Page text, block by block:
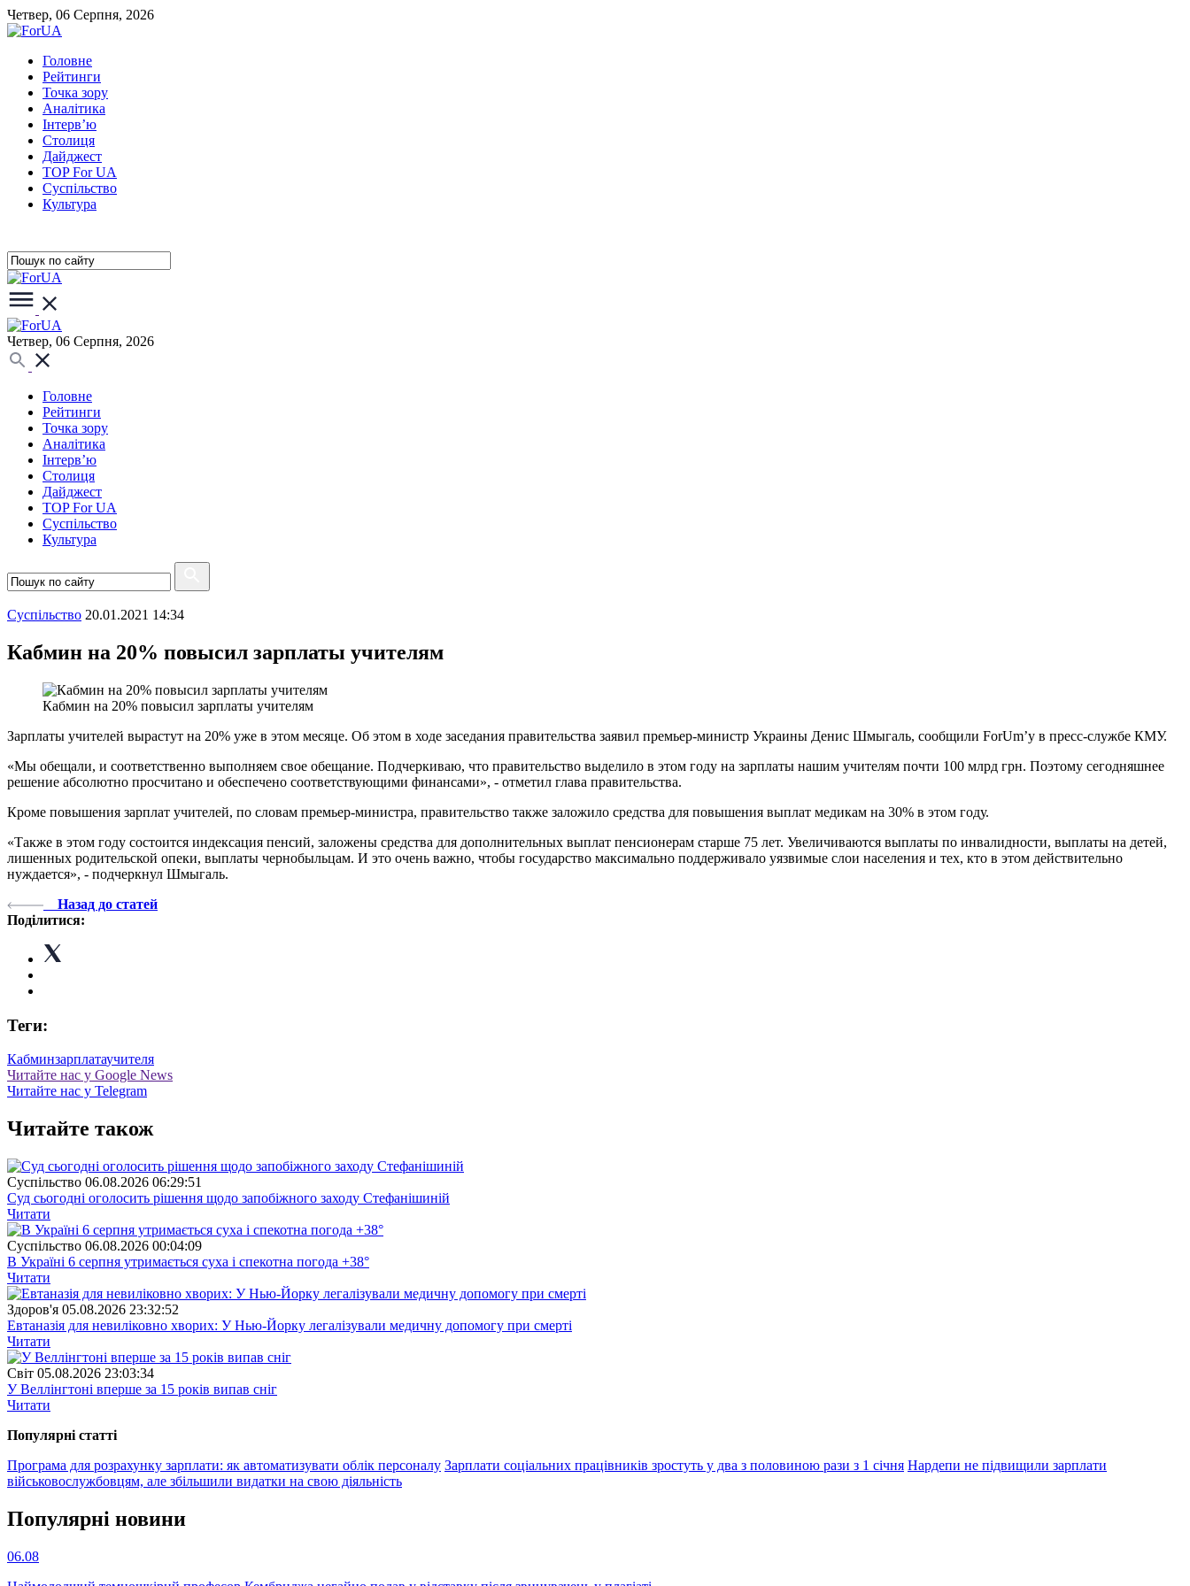
Четвер, 06 Серпня, 2026
Головне
Рейтинги
Точка зору
Аналітика
Інтерв’ю
Столиця
Дайджест
TOP For UA
Суспiльство
Культура
Четвер, 06 Серпня, 2026
Головне
Рейтинги
Точка зору
Аналітика
Інтерв’ю
Столиця
Дайджест
TOP For UA
Суспiльство
Культура
Суспiльство 20.01.2021 14:34
Кабмин на 20% повысил зарплаты учителям
Кабмин на 20% повысил зарплаты учителям
Зарплаты учителей вырастут на 20% уже в этом месяце. Об этом в ходе заседания правительства заявил премьер-министр Украины Денис Шмыгаль, сообщили ForUm’у в пресс-службе КМУ.
«Мы обещали, и соответственно выполняем свое обещание. Подчеркиваю, что правительство выделило в этом году на зарплаты нашим учителям почти 100 млрд грн. Поэтому сегодняшнее
решение абсолютно просчитано и обеспечено соответствующими финансами», - отметил глава правительства.
Кроме повышения зарплат учителей, по словам премьер-министра, правительство также заложило средства для повышения выплат медикам на 30% в этом году.
«Также в этом году состоится индексация пенсий, заложены средства для дополнительных выплат пенсионерам старше 75 лет. Увеличиваются выплаты по инвалидности, выплаты на детей,
лишенных родительской опеки, выплаты чернобыльцам. И это очень важно, чтобы государство максимально поддерживало уязвимые слои населения и тех, кто в этом действительно
нуждается», - подчеркнул Шмыгаль.
Назад до статей
Поділитися:
Теги:
Кабминзарплатаучителя
Читайте нас у Google News
Читайте нас у Telegram
Читайте також
Суспiльство 06.08.2026 06:29:51
Суд сьогодні оголосить рішення щодо запобіжного заходу Стефанішиній
Читати
Суспiльство 06.08.2026 00:04:09
В Україні 6 серпня утримається суха і спекотна погода +38°
Читати
Здоров'я 05.08.2026 23:32:52
Евтаназія для невиліковно хворих: У Нью-Йорку легалізували медичну допомогу при смерті
Читати
Свiт 05.08.2026 23:03:34
У Веллінгтоні вперше за 15 років випав сніг
Читати
Популярнi статтi
Програма для розрахунку зарплати: як автоматизувати облік персоналу Зарплати соціальних працівників зростуть у два з половиною рази з 1 січня Нардепи не підвищили зарплати
військовослужбовцям, але збільшили видатки на свою діяльність
Популярнi новини
06.08